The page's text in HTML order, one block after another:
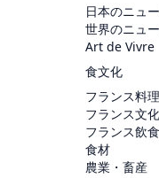
日本のニュ
世界のニュ
Art de Vivre
食文化
フランス料理
フランス文
フランス飲
食材
農業・畜産